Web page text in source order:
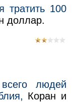
тратить 100
доллар.
людей
Коран и